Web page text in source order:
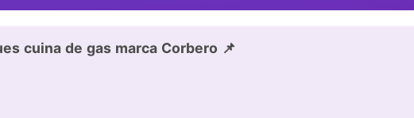
cuina de gas marca Corbero 📌